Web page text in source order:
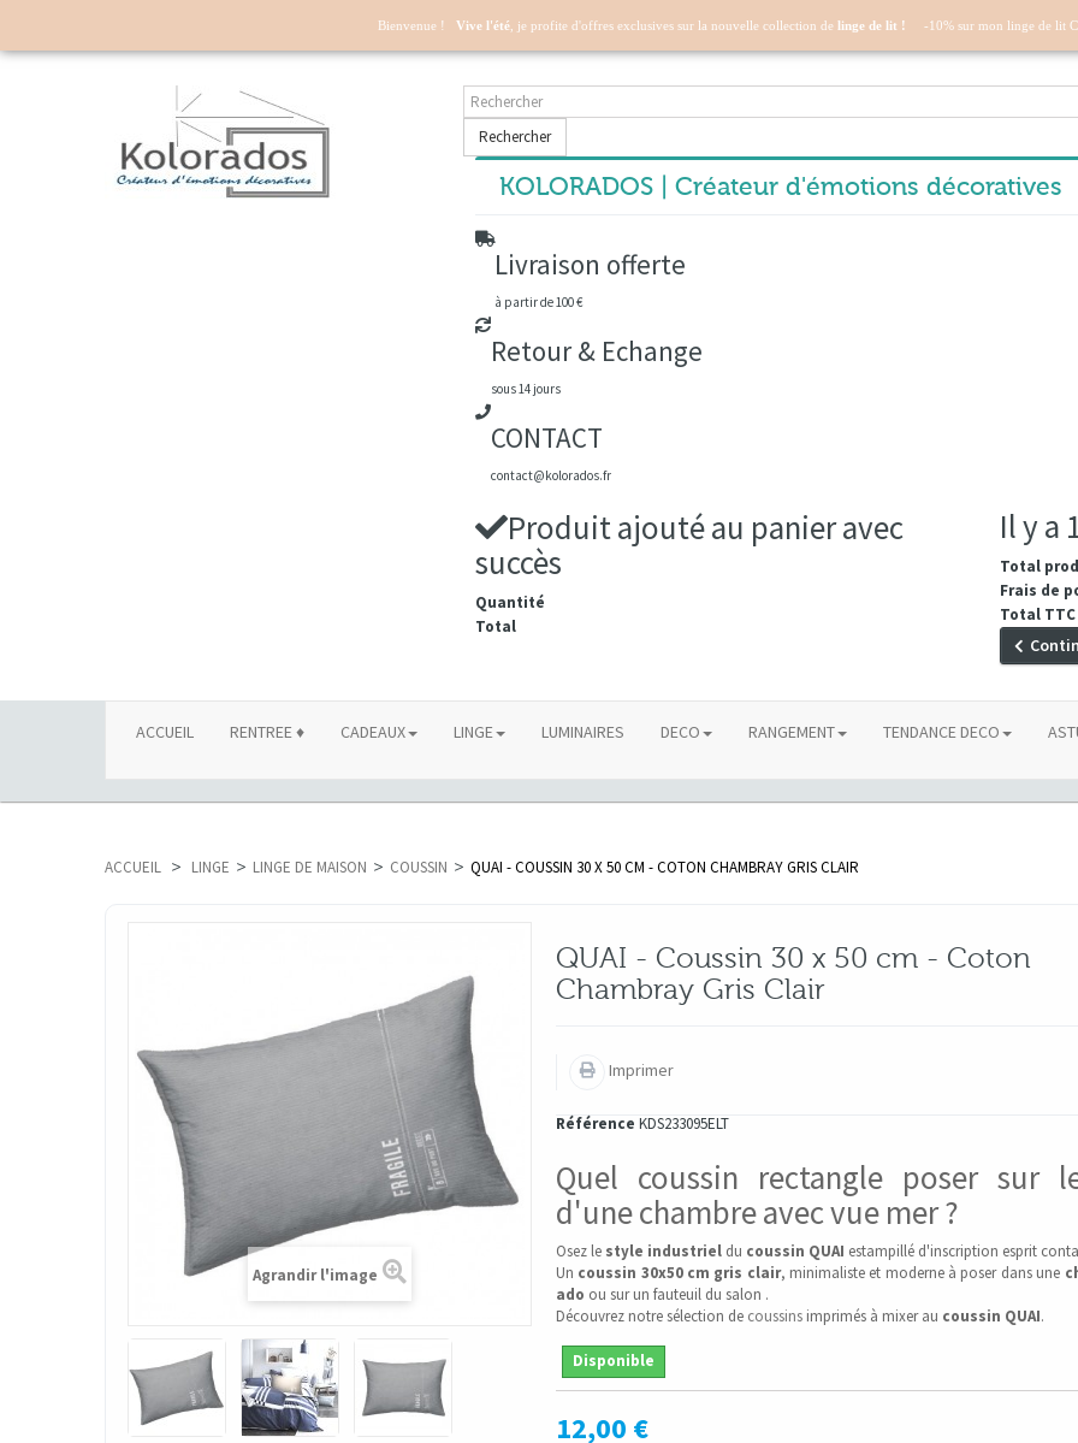
Rechercher
KOLORADOS | Créateur d'émotions décoratives
Livraison offerte
à partir de 100 €
Retour & Echange
sous 14 jours
CONTACT
contact@kolorados.fr
Produit ajouté au panier avec
succès
Quantité
Total
Il y a
Total
Frais de
Total TTC
ACCUEIL RENTREE ♦ CADEAUX LINGE LUMINAIRES DECO RANGEMENT TENDANCE DECO
ACCUEIL > LINGE > LINGE DE MAISON > COUSSIN > QUAI - COUSSIN 30 X 50 CM - COTON CHAMBRAY GRIS CLAIR
Agrandir l'image
QUAI - Coussin 30 x 50 cm - Coton
Chambray Gris Clair
Imprimer
Référence KDS233095ELT
Quel coussin rectangle poser sur
d'une chambre avec vue mer ?
Osez le style industriel du coussin QUAI estampillé d'inscription esprit
Un coussin 30x50 cm gris clair, minimaliste et moderne à poser dans une
ado ou sur un fauteuil du salon .
Découvrez notre sélection de coussins imprimés à mixer au coussin QUAI.
Disponible
12,00 €
Bienvenue ! Vive l'été , je profite d'offres exclusives sur la nouvelle collection de linge de lit ! -10% sur mon linge de lit